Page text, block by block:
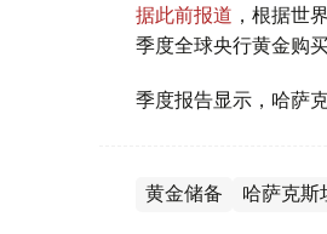
据此前报道 ，根据世
季度全球央行黄金购
季度报告显示，哈萨
黄金储备 哈萨克斯